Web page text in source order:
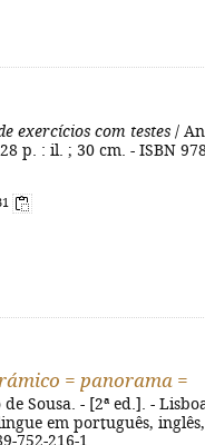
exercícios com testes /
p. : il. ; 30 cm. - ISBN
= panorama =
Sousa. - [2ª ed.]. -
em português, inglês,
752-216-1